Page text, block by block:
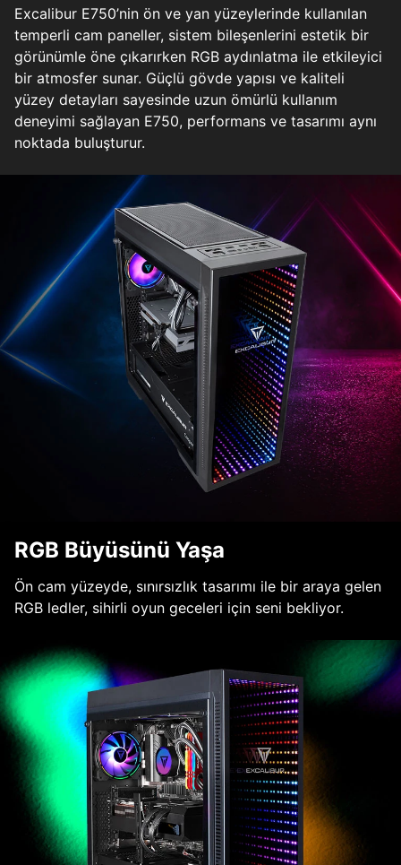
Excalibur E750’nin ön ve yan yüzeylerinde kullanılan
temperli cam paneller, sistem bileşenlerini estetik bir
görünümle öne çıkarırken RGB aydınlatma ile etkileyici
bir atmosfer sunar. Güçlü gövde yapısı ve kaliteli
yüzey detayları sayesinde uzun ömürlü kullanım
deneyimi sağlayan E750, performans ve tasarımı aynı
noktada buluşturur.
RGB Büyüsünü Yaşa
Ön cam yüzeyde, sınırsızlık tasarımı ile bir araya gelen
RGB ledler, sihirli oyun geceleri için seni bekliyor.